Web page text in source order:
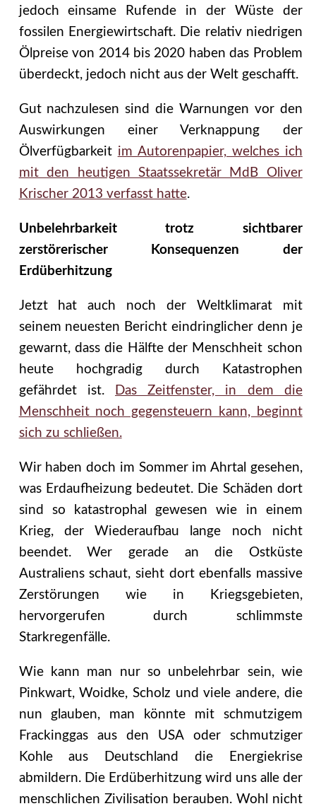
jedoch einsame Rufende in der Wüste der
fossilen Energiewirtschaft. Die relativ niedrigen
Ölpreise von 2014 bis 2020 haben das Problem
überdeckt, jedoch nicht aus der Welt geschafft.
Gut nachzulesen sind die Warnungen vor den
Auswirkungen einer Verknappung der
Ölverfügbarkeit im Autorenpapier, welches ich
mit den heutigen Staatssekretär MdB Oliver
Krischer 2013 verfasst hatte.
Unbelehrbarkeit trotz sichtbarer
zerstörerischer Konsequenzen der
Erdüberhitzung
Jetzt hat auch noch der Weltklimarat mit
seinem neuesten Bericht eindringlicher denn je
gewarnt, dass die Hälfte der Menschheit schon
heute hochgradig durch Katastrophen
gefährdet ist.
Das Zeitfenster, in dem die
Menschheit noch gegensteuern kann, beginnt
sich zu schließen.
Wir haben doch im Sommer im Ahrtal gesehen,
was Erdaufheizung bedeutet. Die Schäden dort
sind so katastrophal gewesen wie in einem
Krieg, der Wiederaufbau lange noch nicht
beendet. Wer gerade an die Ostküste
Australiens schaut, sieht dort ebenfalls massive
Zerstörungen wie in Kriegsgebieten,
hervorgerufen durch schlimmste
Starkregenfälle.
Wie kann man nur so unbelehrbar sein, wie
Pinkwart, Woidke, Scholz und viele andere, die
nun glauben, man könnte mit schmutzigem
Frackinggas aus den USA oder schmutziger
Kohle aus Deutschland die Energiekrise
abmildern. Die Erdüberhitzung wird uns alle der
menschlichen Zivilisation berauben. Wohl nicht